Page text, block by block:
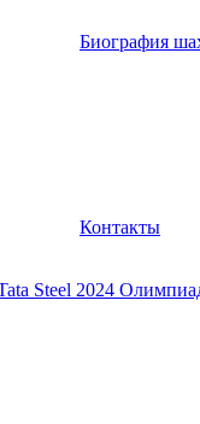
Биография
Контакты
Steel 2024